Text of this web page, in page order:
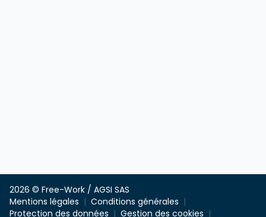
2026 © Free-Work / AGSI SAS
Mentions légales
Conditions générales
Protection des données
Gestion des cookies